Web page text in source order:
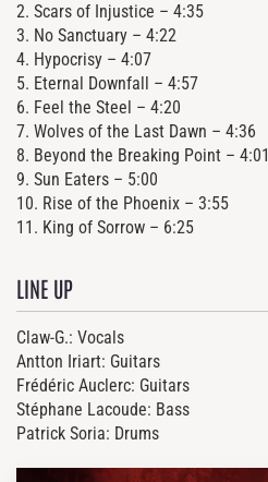
2. Scars of Injustice – 4:35
3. No Sanctuary – 4:22
4. Hypocrisy – 4:07
5. Eternal Downfall – 4:57
6. Feel the Steel – 4:20
7. Wolves of the Last Dawn – 4:36
8. Beyond the Breaking Point – 4:01
9. Sun Eaters – 5:00
10. Rise of the Phoenix – 3:55
11. King of Sorrow – 6:25
LINE UP
Claw-G.: Vocals
Antton Iriart: Guitars
Frédéric Auclerc: Guitars
Stéphane Lacoude: Bass
Patrick Soria: Drums